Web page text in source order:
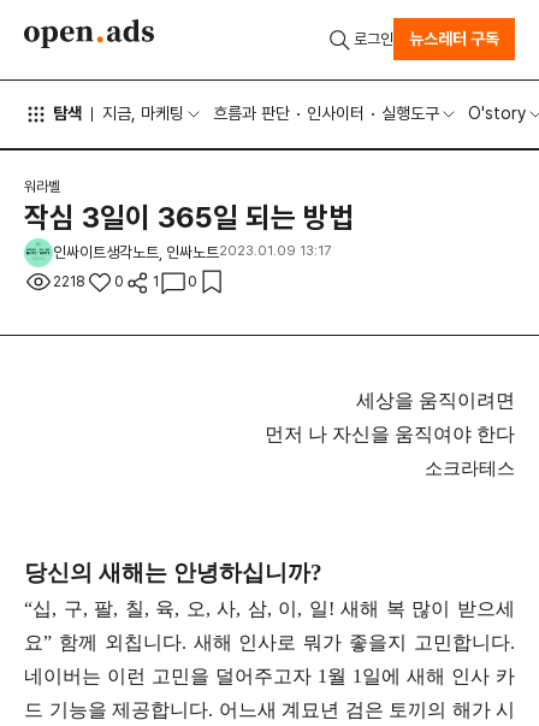
탐색 지금, 마케팅 흐름과 판단 인사이터 실행도구 O'story
로그인 뉴스레터 구독
워라벨
작심 3일이 365일 되는 방법
인싸이트생각노트, 인싸노트2023.01.09 13:17
2218 0 1 0
세상을 움직이려면
먼저 나 자신을 움직여야 한다
소크라테스
당신의 새해는 안녕하십니까?
“십, 구, 팔, 칠, 육, 오, 사, 삼, 이, 일! 새해 복 많이 받으세
요” 함께 외칩니다. 새해 인사로 뭐가 좋을지 고민합니다.
네이버는 이런 고민을 덜어주고자 1월 1일에 새해 인사 카
드 기능을 제공합니다. 어느새 계묘년 검은 토끼의 해가 시